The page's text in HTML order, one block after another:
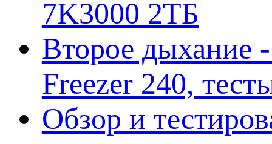
7K3000 2ТБ
Второе дыхание
Freezer 240,
Обзор и